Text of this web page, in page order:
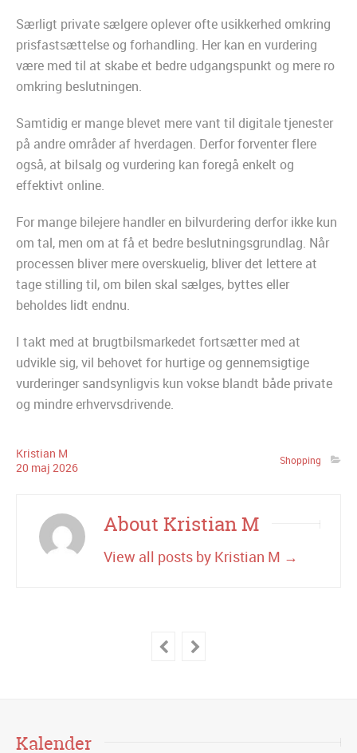
Særligt private sælgere oplever ofte usikkerhed omkring
prisfastsættelse og forhandling. Her kan en vurdering
være med til at skabe et bedre udgangspunkt og mere ro
omkring beslutningen.
Samtidig er mange blevet mere vant til digitale tjenester
på andre områder af hverdagen. Derfor forventer flere
også, at bilsalg og vurdering kan foregå enkelt og
effektivt online.
For mange bilejere handler en bilvurdering derfor ikke kun
om tal, men om at få et bedre beslutningsgrundlag. Når
processen bliver mere overskuelig, bliver det lettere at
tage stilling til, om bilen skal sælges, byttes eller
beholdes lidt endnu.
I takt med at brugtbilsmarkedet fortsætter med at
udvikle sig, vil behovet for hurtige og gennemsigtige
vurderinger sandsynligvis kun vokse blandt både private
og mindre erhvervsdrivende.
Kristian M
20 maj 2026 Shopping
About Kristian M
View all posts by Kristian M →
Kalender